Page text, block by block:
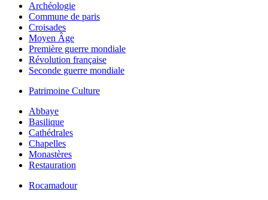
Archéologie
Commune de paris
Croisades
Moyen Âge
Première guerre mondiale
Révolution française
Seconde guerre mondiale
Patrimoine Culture
Abbaye
Basilique
Cathédrales
Chapelles
Monastères
Restauration
Rocamadour